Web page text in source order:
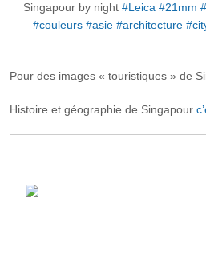
Singapour by night #Leica #21mm
#couleurs #asie #architecture
Pour des images « touristiques » de
Histoire et géographie de Singapour